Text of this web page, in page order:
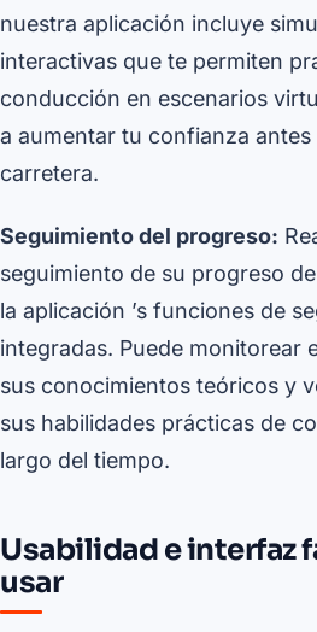
nuestra aplicación incluye
interactivas que te permiten
conducción en escenarios
a aumentar tu confianza antes
carretera.
Seguimiento del progreso:
seguimiento de su progreso
la aplicación ’s funciones de
integradas. Puede monitorear
sus conocimientos teóricos y
sus habilidades prácticas de
largo del tiempo.
Usabilidad e interfaz
usar